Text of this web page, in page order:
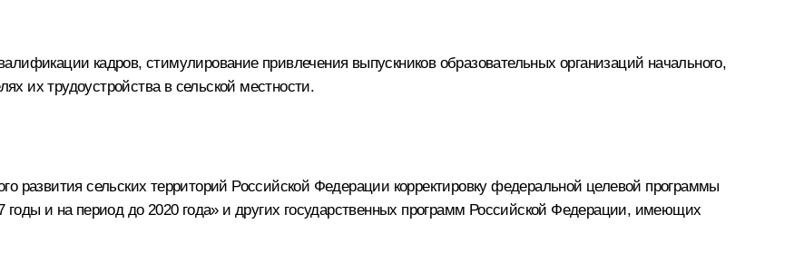
кадров, стимулирование привлечения выпускников образовательных организаций начального,
их трудоустройства в сельской местности.
развития сельских территорий Российской Федерации корректировку федеральной целевой программы
годы и на период до 2020 года» и других государственных программ Российской Федерации, имеющих